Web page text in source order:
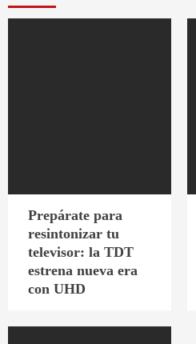
Prepárate para
resintonizar tu
televisor: la TDT
estrena nueva era
con UHD